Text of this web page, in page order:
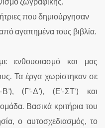
που δημιούργησαν
αγαπημένα τους βιβλία.
ενθουσιασμό και μας
Τα έργα χωρίστηκαν σε
(Γ’-Δ’), (Ε’-ΣΤ’) και
Βασικά κριτήρια του
ο αυτοσχεδιασμός, το